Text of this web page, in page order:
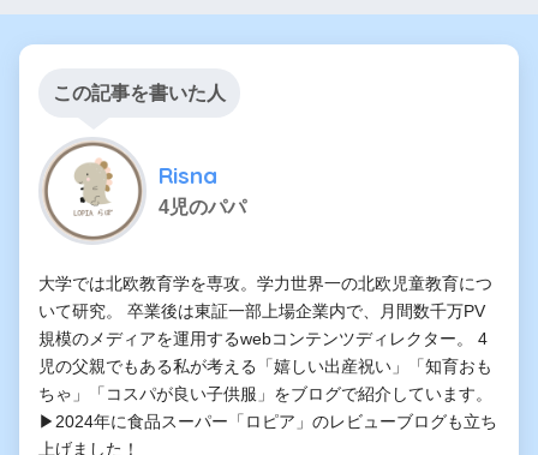
この記事を書いた人
Risna
4児のパパ
大学では北欧教育学を専攻。学力世界一の北欧児童教育につ
いて研究。 卒業後は東証一部上場企業内で、月間数千万PV
規模のメディアを運用するwebコンテンツディレクター。 4
児の父親でもある私が考える「嬉しい出産祝い」「知育おも
ちゃ」「コスパが良い子供服」をブログで紹介しています。
▶2024年に食品スーパー「ロピア」のレビューブログも立ち
上げました！